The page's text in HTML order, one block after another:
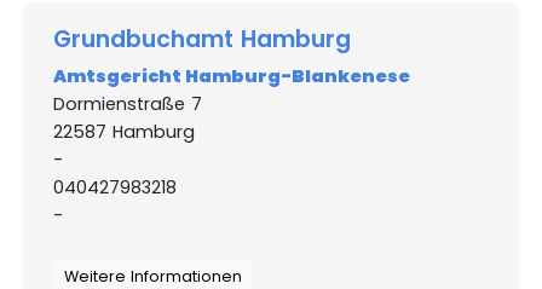
Grundbuchamt Hamburg
Amtsgericht Hamburg-Blankenese
Dormienstraße 7
22587 Hamburg
-
040427983218
-
Weitere Informationen